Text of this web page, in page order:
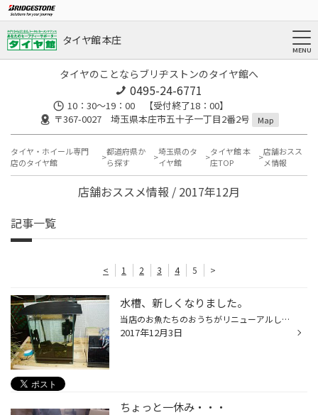
タイヤ館 本庄
タイヤのことならブリヂストンのタイヤ館へ
0495-24-6771
10：30～19：00 【受付終了18：00】
〒367-0027 埼玉県本庄市五十子一丁目2番2号
Map
タイヤ・ホイール専門
店のタイヤ館
都道府県か
ら探す
埼玉県のタ
イヤ館
タイヤ館 本
庄TOP
店舗おスス
メ情報
店舗おススメ情報 / 2017年12月
記事一覧
< 1 2 3 4 5 >
水槽、新しくなりました。
当店のお魚たちのおうちがリニューアルしました。 今度は縦長です・・・ 高級感が漂いませんか？ 透明感がましたような・・・・気がします。 魚たちも満足そうに泳いでいます。
2017年12月3日
ちょっと一休み・・・